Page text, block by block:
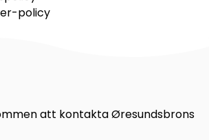
policy
att kontakta Øresundsbrons